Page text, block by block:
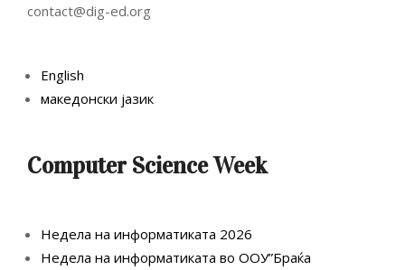
contact@dig-ed.org
English
македонски јазик
Computer Science Week
Недела на информатиката 2026
Недела на информатиката во ООУ”Браќа